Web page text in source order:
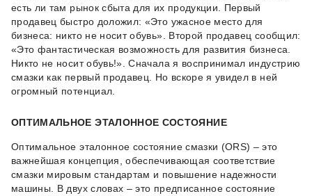
есть ли там рынок сбыта для их продукции. Первый
продавец быстро доложил: «Это ужасное место для
бизнеса: никто не носит обувь». Второй продавец сообщил:
«Это фантастическая возможность для развития бизнеса.
Никто не носит обувь!». Сначала я воспринимал индустрию
смазки как первый продавец. Но вскоре я увидел в ней
огромный потенциал.
ОПТИМАЛЬНОЕ ЭТАЛОННОЕ СОСТОЯНИЕ
Оптимальное эталонное состояние смазки (ORS) – это
важнейшая концепция, обеспечивающая соответствие
смазки мировым стандартам и повышение надежности
машины. В двух словах – это предписанное состояние